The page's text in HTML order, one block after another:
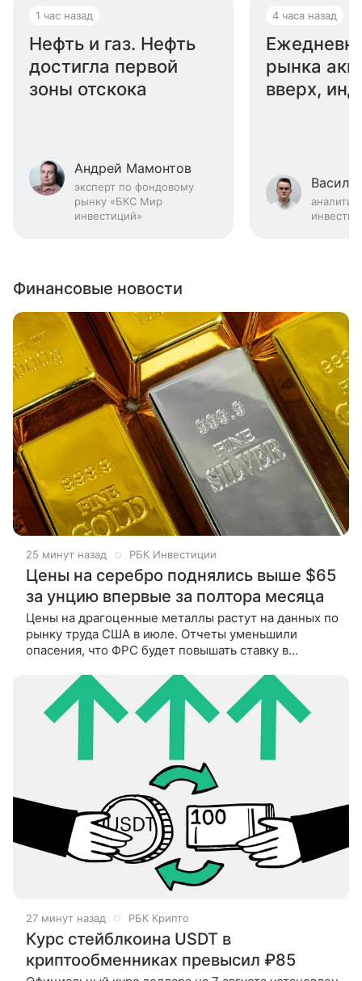
1 час назад
Нефть и газ. Нефть
достигла первой
зоны отскока
Андрей Мамонтов
эксперт по фондовому
рынку «БКС Мир
инвестиций»
4 часа назад
рынка
вверх,
Финансовые новости
25 минут назад РБК Инвестиции
Цены на серебро поднялись выше $65
за унцию впервые за полтора месяца
Цены на драгоценные металлы растут на данных по
рынку труда США в июле. Отчеты уменьшили
опасения, что ФРС будет повышать ставку в
27 минут назад РБК Крипто
Курс стейблкоина USDT в
криптообменниках превысил ₽85